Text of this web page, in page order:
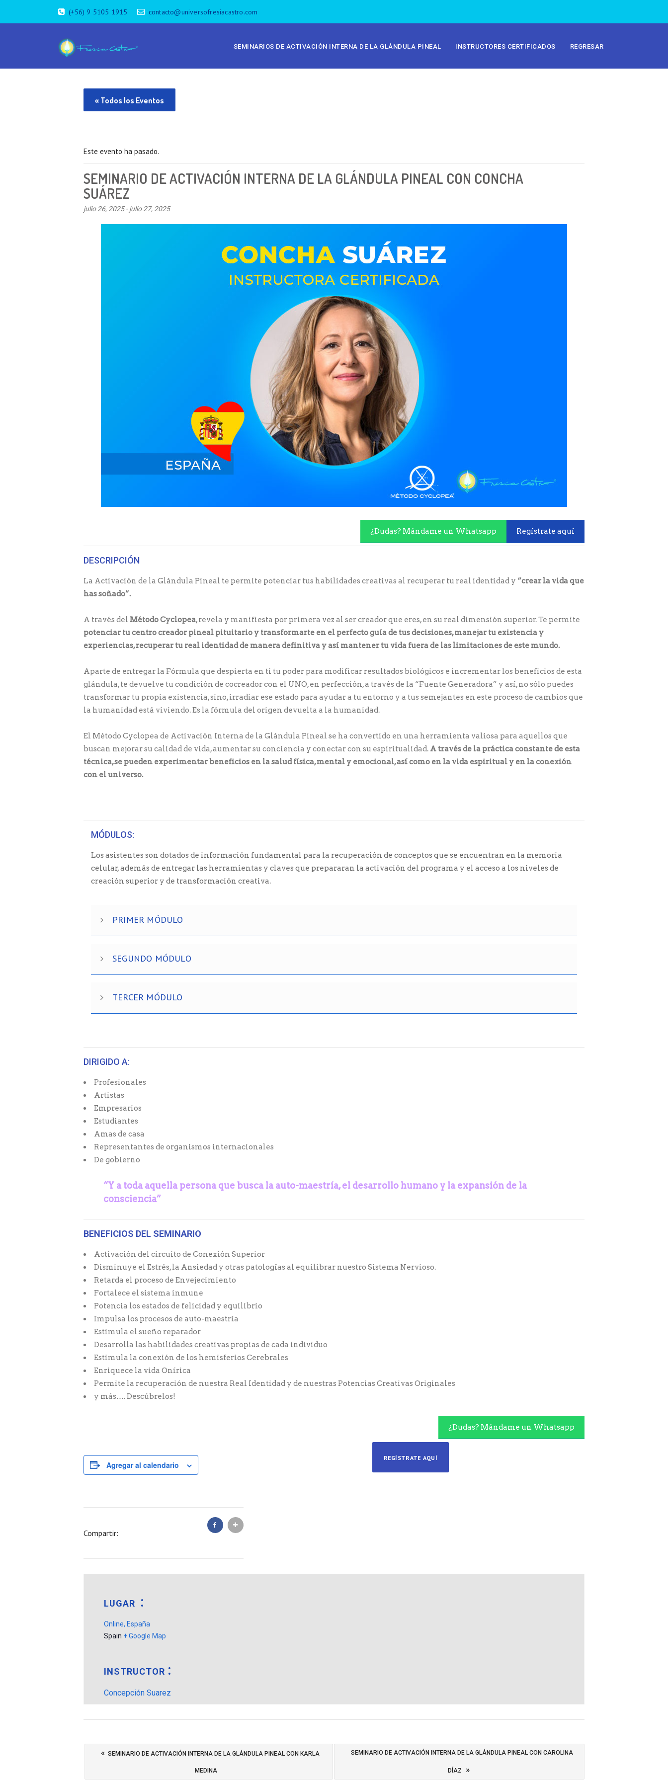
(+56) 9 5105 1915 contacto@universofresiacastro.com
SEMINARIOS DE ACTIVACIÓN INTERNA DE LA GLÁNDULA PINEAL INSTRUCTORES CERTIFICADOS REGRESAR
« Todos los Eventos
Este evento ha pasado.
SEMINARIO DE ACTIVACIÓN INTERNA DE LA GLÁNDULA PINEAL CON CONCHA
SUÁREZ
julio 26, 2025-julio 27, 2025
Regístrate aquí
¿Dudas? Mándame un Whatsapp
DESCRIPCIÓN
La Activación de la Glándula Pineal te permite potenciar tus habilidades creativas al recuperar tu real identidad y “crear la vida que
has soñado”.
A través del Método Cyclopea, revela y manifiesta por primera vez al ser creador que eres, en su real dimensión superior. Te permite
potenciar tu centro creador pineal pituitario y transformarte en el perfecto guía de tus decisiones, manejar tu existencia y
experiencias, recuperar tu real identidad de manera definitiva y así mantener tu vida fuera de las limitaciones de este mundo.
Aparte de entregar la Fórmula que despierta en ti tu poder para modificar resultados biológicos e incrementar los beneficios de esta
glándula, te devuelve tu condición de cocreador con el UNO, en perfección, a través de la “Fuente Generadora” y así, no sólo puedes
transformar tu propia existencia, sino, irradiar ese estado para ayudar a tu entorno y a tus semejantes en este proceso de cambios que
la humanidad está viviendo. Es la fórmula del origen devuelta a la humanidad.
El Método Cyclopea de Activación Interna de la Glándula Pineal se ha convertido en una herramienta valiosa para aquellos que
buscan mejorar su calidad de vida, aumentar su conciencia y conectar con su espiritualidad. A través de la práctica constante de esta
técnica, se pueden experimentar beneficios en la salud física, mental y emocional, así como en la vida espiritual y en la conexión
con el universo.
MÓDULOS:
Los asistentes son dotados de información fundamental para la recuperación de conceptos que se encuentran en la memoria
celular, además de entregar las herramientas y claves que prepararan la activación del programa y el acceso a los niveles de
creación superior y de transformación creativa.
PRIMER MÓDULO
SEGUNDO MÓDULO
TERCER MÓDULO
DIRIGIDO A:
Profesionales
Artistas
Empresarios
Estudiantes
Amas de casa
Representantes de organismos internacionales
De gobierno
“Y a toda aquella persona que busca la auto-maestría,el desarrollo humano y la expansión de la
consciencia”
BENEFICIOS DEL SEMINARIO
Activación del circuito de Conexión Superior
Disminuye el Estrés, la Ansiedad y otras patologías al equilibrar nuestro Sistema Nervioso.
Retarda el proceso de Envejecimiento
Fortalece el sistema inmune
Potencia los estados de felicidad y equilibrio
Impulsa los procesos de auto-maestría
Estimula el sueño reparador
Desarrolla las habilidades creativas propias de cada individuo
Estimula la conexión de los hemisferios Cerebrales
Enriquece la vida Onírica
Permite la recuperación de nuestra Real Identidad y de nuestras Potencias Creativas Originales
y más…. Descúbrelos!
¿Dudas? Mándame un Whatsapp
Agregar al calendario
REGÍSTRATE AQUÍ
LUGAR
Online, España
Spain + Google Map
INSTRUCTOR
Concepción Suarez
Compartir:
« SEMINARIO DE ACTIVACIÓN INTERNA DE LA GLÁNDULA PINEAL CON KARLA
MEDINA
SEMINARIO DE ACTIVACIÓN INTERNA DE LA GLÁNDULA PINEAL CON CAROLINA
DÍAZ »